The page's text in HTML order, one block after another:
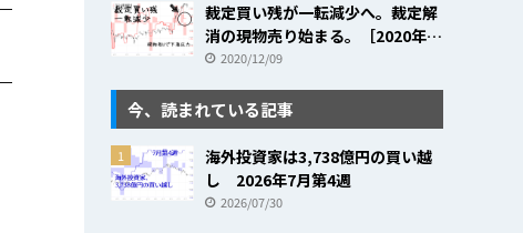
裁定買い残が一転減少へ。裁定解
消の現物売り始まる。［2020年
11月30日～12月4日］
2020/12/09
今、読まれている記事
1
海外投資家は3,738億円の買い越
し 2026年7月第4週
2026/07/30